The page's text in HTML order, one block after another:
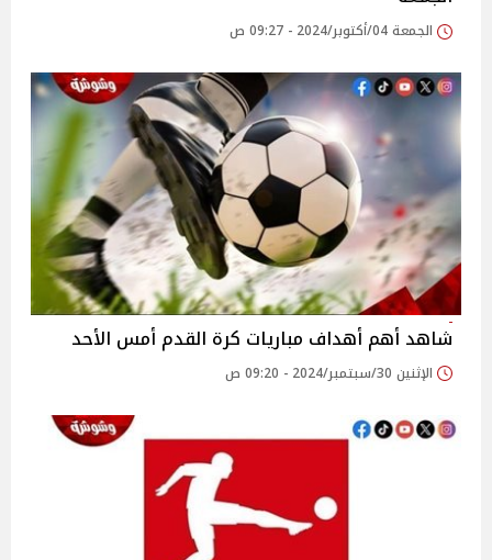
الجمعة 04/أكتوبر/2024 - 09:27 ص
شاهد أهم أهداف مباريات كرة القدم أمس الأحد
الإثنين 30/سبتمبر/2024 - 09:20 ص